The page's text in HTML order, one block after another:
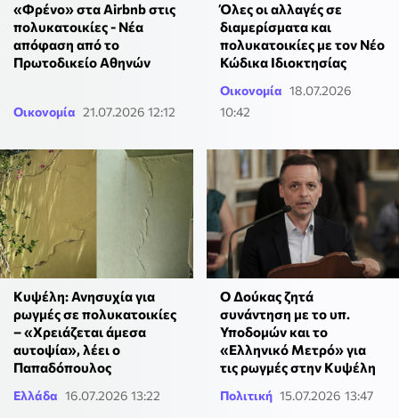
«Φρένο» στα Airbnb στις
πολυκατοικίες - Νέα
απόφαση από το
Πρωτοδικείο Αθηνών
Οικονομία 21.07.2026 12:12
Όλες οι αλλαγές σε
διαμερίσματα και
πολυκατοικίες με τον Νέο
Κώδικα Ιδιοκτησίας
Οικονομία 18.07.2026
10:42
Κυψέλη: Ανησυχία για
ρωγμές σε πολυκατοικίες
– «Χρειάζεται άμεσα
αυτοψία», λέει ο
Παπαδόπουλος
Ελλάδα 16.07.2026 13:22
Ο Δούκας ζητά
συνάντηση με το υπ.
Υποδομών και το
«Ελληνικό Μετρό» για
τις ρωγμές στην Κυψέλη
Πολιτική 15.07.2026 13:47